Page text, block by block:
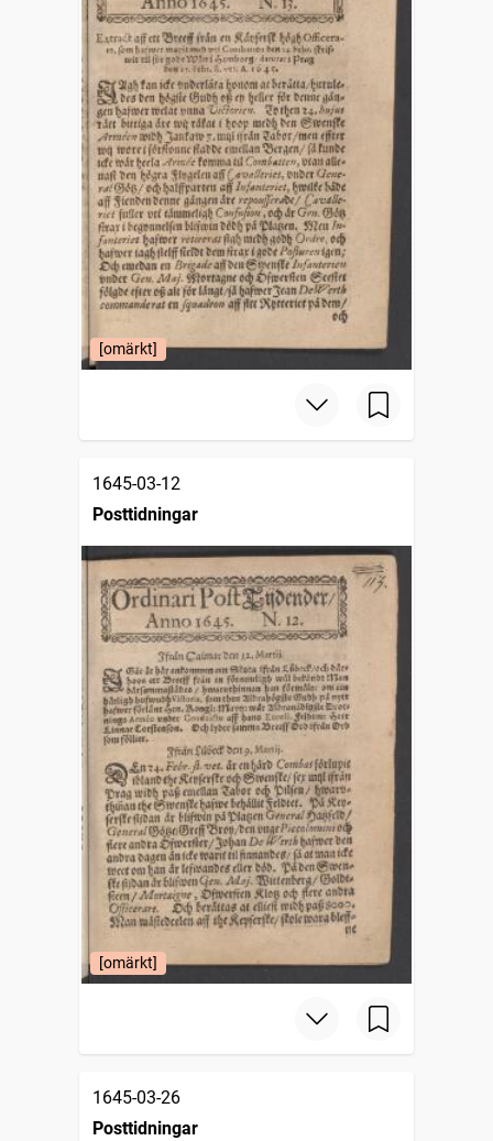
[omärkt]
1645-03-12
Posttidningar
[omärkt]
1645-03-26
Posttidningar